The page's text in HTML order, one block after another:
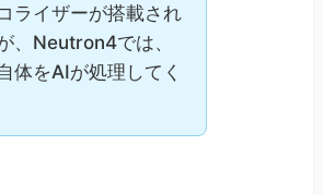
ライザーが搭載され
、Neutron4では、
体をAIが処理してく